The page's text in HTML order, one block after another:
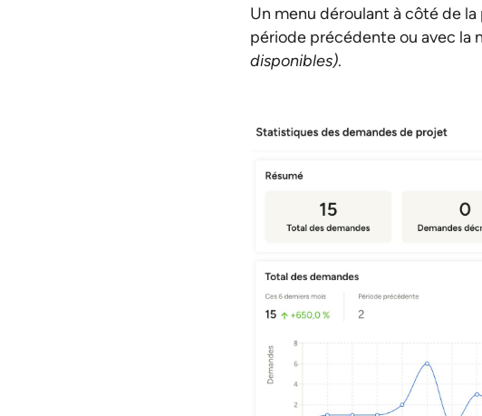
Un menu déroulant à côté de
période précédente ou avec la
disponibles).